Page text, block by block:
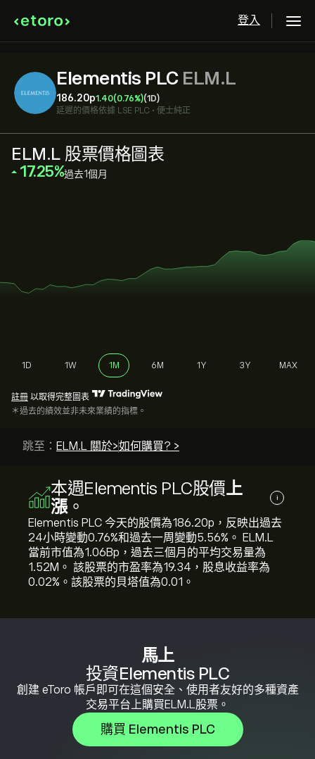
登入
Elementis PLC ELM.L
186.20‎p‎1.40(0.76%)(1D)
延遲的價格依據 LSE PLC • 便士純正
馬上
投資Elementis PLC
創建 eToro 帳戶即可在這個安全、使用者友好的多種資產
交易平台上購買ELM.L股票。
購買 Elementis PLC
ELM.L 股票價格圖表
‎17.25‎ 過去1個月
1D 1W 1M 6M 1Y 3Y MAX
註冊 以取得完整圖表
＊過去的績效並非未來業績的指標。
跳至： ELM.L 關於>如何購買? >
本週Elementis PLC股價上
漲。 i
Elementis PLC 今天的股價為186.20‎p‎，反映出過去
24小時變動‎0.76‎%和過去一周變動‎5.56‎%。 ELM.L
當前市值為1.06B‎p‎，過去三個月的平均交易量為
1.52M。 該股票的市盈率為19.34，股息收益率為
0.02%。該股票的貝塔值為0.01。